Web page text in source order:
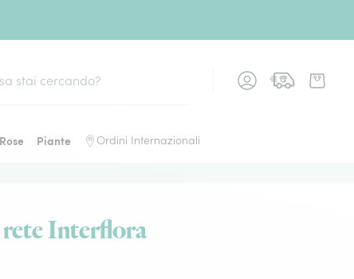
Rose Piante Ordini Internazionali
Interflora